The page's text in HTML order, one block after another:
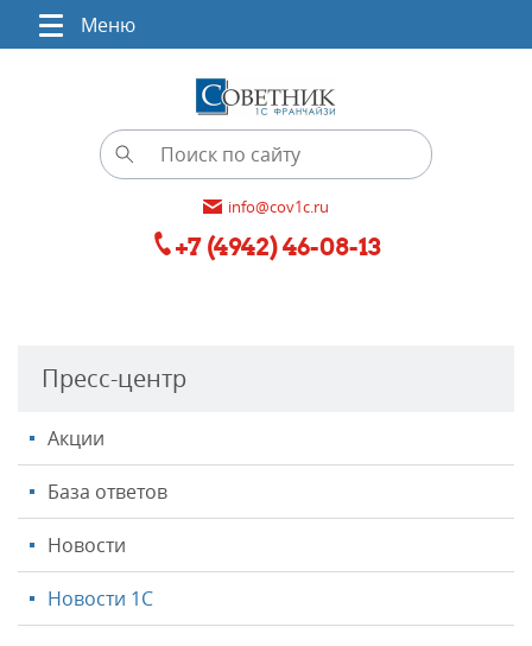
Меню
info@cov1c.ru
+7 (4942) 46-08-13
Пресс-центр
Акции
База ответов
Новости
Новости 1С